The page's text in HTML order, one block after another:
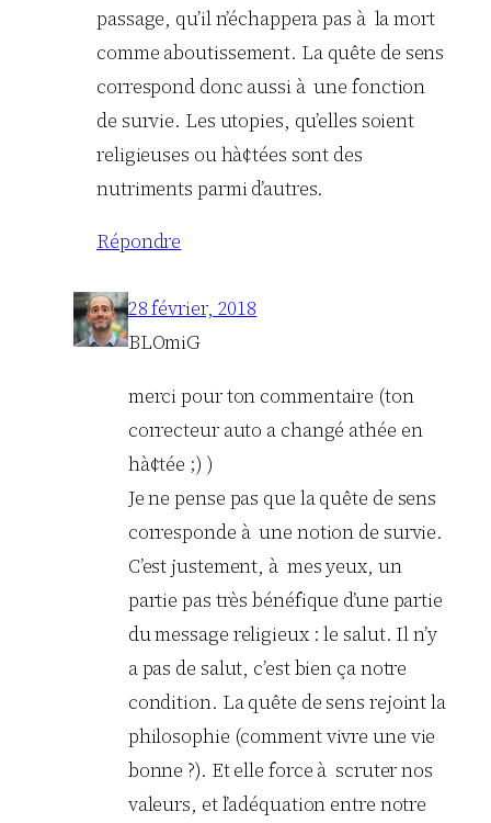
passage, qu’il n’échappera pas à la mort
comme aboutissement. La quête de sens
correspond donc aussi à une fonction
de survie. Les utopies, qu’elles soient
religieuses ou hà¢tées sont des
nutriments parmi d’autres.
Répondre
28 février, 2018
BLOmiG
merci pour ton commentaire (ton
correcteur auto a changé athée en
hà¢tée ;) )
Je ne pense pas que la quête de sens
corresponde à une notion de survie.
C’est justement, à mes yeux, un
partie pas très bénéfique d’une partie
du message religieux : le salut. Il n’y
a pas de salut, c’est bien ça notre
condition. La quête de sens rejoint la
philosophie (comment vivre une vie
bonne ?). Et elle force à scruter nos
valeurs, et l’adéquation entre notre